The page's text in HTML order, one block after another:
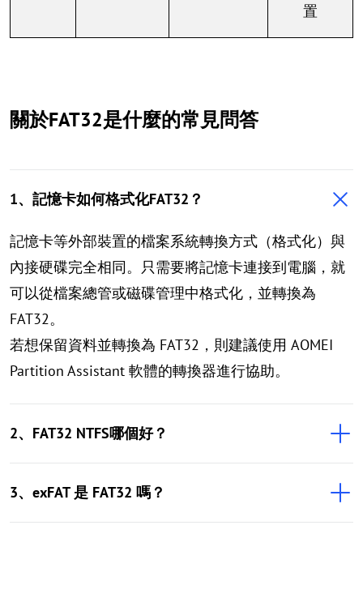
置
關於FAT32是什麼的常見問答
1、記憶卡如何格式化FAT32？
記憶卡等外部裝置的檔案系統轉換方式（格式化）與
內接硬碟完全相同。只需要將記憶卡連接到電腦，就
可以從檔案總管或磁碟管理中格式化，並轉換為
FAT32。
若想保留資料並轉換為 FAT32，則建議使用 AOMEI
Partition Assistant 軟體的轉換器進行協助。
2、FAT32 NTFS哪個好？
3、exFAT 是 FAT32 嗎？